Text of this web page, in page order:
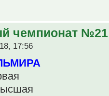
чемпионат №21
17:56